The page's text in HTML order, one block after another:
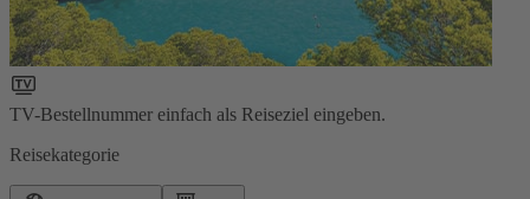
TV-Bestellnummer einfach als Reiseziel eingeben.
Reisekategorie